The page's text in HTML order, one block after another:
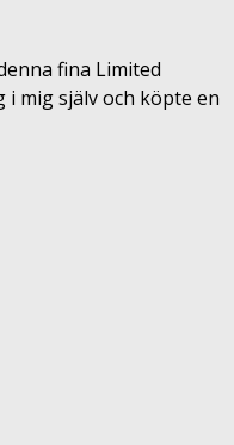
fina Limited
i mig själv och köpte en